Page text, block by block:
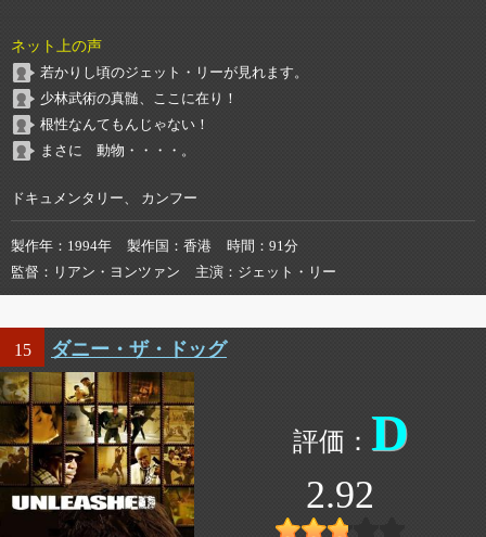
ネット上の声
若かりし頃のジェット・リーが見れます。
少林武術の真髄、ここに在り！
根性なんてもんじゃない！
まさに 動物・・・・。
ドキュメンタリー、 カンフー
製作年 1994年 製作国 香港 時間
91分
監督
リアン・ヨンツァン 主演 ジェット・リー
15 ダニー・ザ・ドッグ
D
2.92